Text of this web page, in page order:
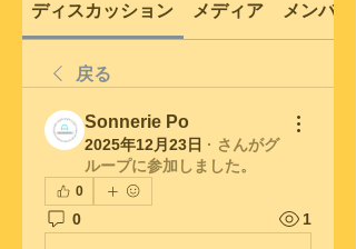
ディスカッション メディア メンバー
戻る
Sonnerie Po
2025年12月23日 · さんがグ
ループに参加しました。
0
0 1